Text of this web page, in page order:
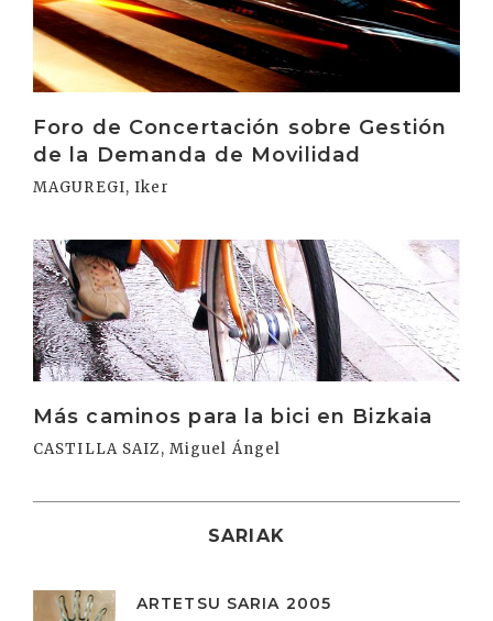
Foro de Concertación sobre Gestión
de la Demanda de Movilidad
MAGUREGI, Iker
Más caminos para la bici en Bizkaia
CASTILLA SAIZ, Miguel Ángel
Irakurri
SARIAK
ARTETSU SARIA 2005